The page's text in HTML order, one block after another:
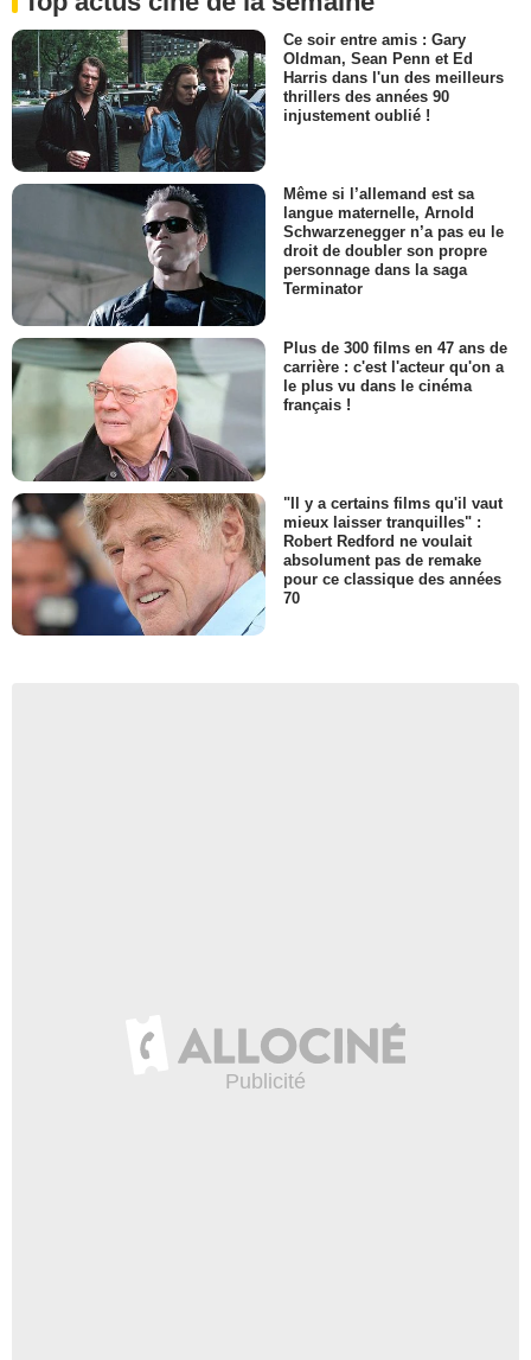
Ce soir entre amis : Gary
Oldman, Sean Penn et Ed
Harris dans l'un des meilleurs
thrillers des années 90
injustement oublié !
Même si l’allemand est sa
langue maternelle, Arnold
Schwarzenegger n’a pas eu le
droit de doubler son propre
personnage dans la saga
Terminator
Plus de 300 films en 47 ans de
carrière : c'est l'acteur qu'on a
le plus vu dans le cinéma
français !
"Il y a certains films qu'il vaut
mieux laisser tranquilles" :
Robert Redford ne voulait
absolument pas de remake
pour ce classique des années
70